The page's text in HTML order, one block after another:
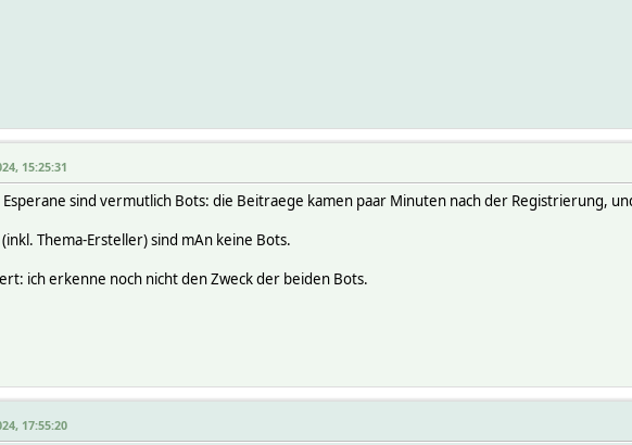
15:25:31
sind vermutlich Bots: die Beitraege kamen paar Minuten nach der Registrierung,
Thema-Ersteller) sind mAn keine Bots.
ich erkenne noch nicht den Zweck der beiden Bots.
17:55:20